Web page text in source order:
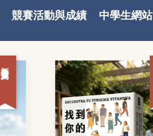
競賽活動與成績 中學生網站
新書推薦